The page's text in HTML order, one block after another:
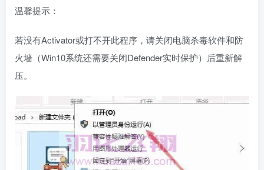
温馨提示：
若没有Activator或打不开此程序，请关闭电脑杀毒软件和防
火墙（Win10系统还需要关闭Defender实时保护）后重新解
压。